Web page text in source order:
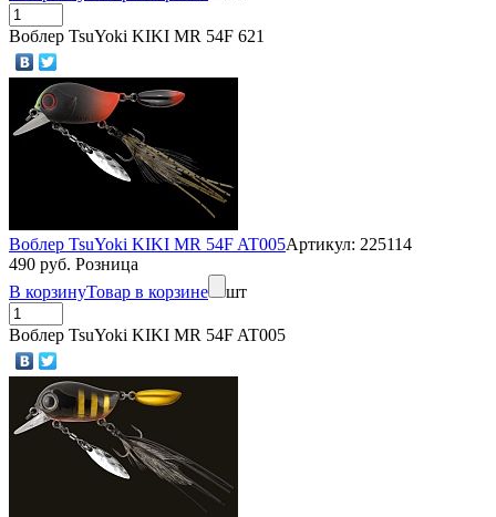
Воблер TsuYoki KIKI MR 54F 621
Воблер TsuYoki KIKI MR 54F AT005Артикул: 225114
490 руб. Розница
В корзинуТовар в корзине шт
Воблер TsuYoki KIKI MR 54F AT005